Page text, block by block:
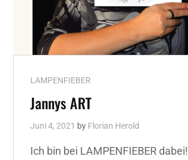
Cat
Links
LAMPENFIEBER
Jannys ART
Juni 4, 2021 by Florian Herold
Ich bin bei LAMPENFIEBER dabei!